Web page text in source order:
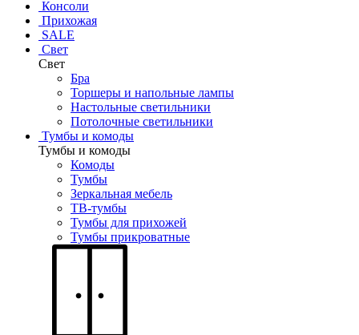
Консоли
Прихожая
SALE
Свет
Свет
Бра
Торшеры и напольные лампы
Настольные светильники
Потолочные светильники
Тумбы и комоды
Тумбы и комоды
Комоды
Тумбы
Зеркальная мебель
ТВ-тумбы
Тумбы для прихожей
Тумбы прикроватные